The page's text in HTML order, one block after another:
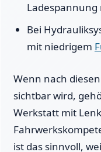
Bei
mit niedrigem
Wenn nach
sichtbar wird,
Werkstatt mit
ist das sinnvoll,